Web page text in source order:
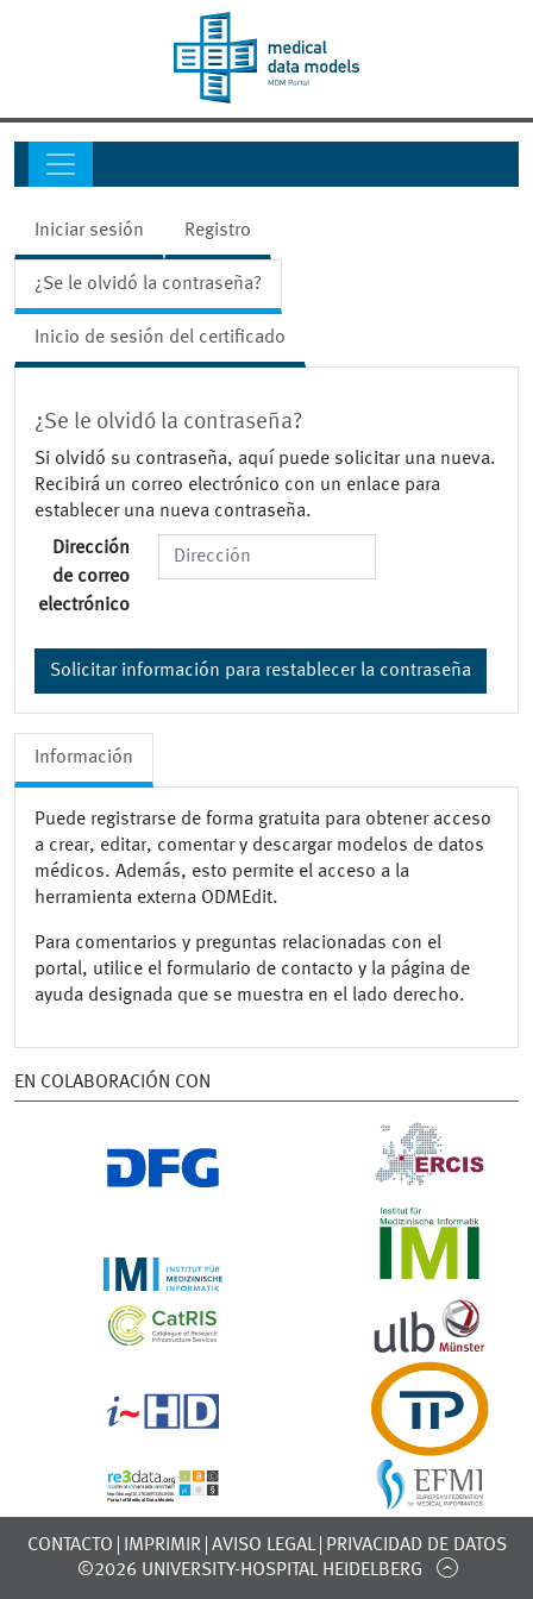
Información
Puede registrarse de forma gratuita para obtener acceso
a crear, editar, comentar y descargar modelos de datos
médicos. Además, esto permite el acceso a la
herramienta externa ODMEdit.
Para comentarios y preguntas relacionadas con el
portal, utilice el formulario de contacto y la página de
ayuda designada que se muestra en el lado derecho.
Iniciar sesión Registro
¿Se le olvidó la contraseña?
Inicio de sesión del certificado
¿Se le olvidó la contraseña?
Si olvidó su contraseña, aquí puede solicitar una nueva.
Recibirá un correo electrónico con un enlace para
establecer una nueva contraseña.
Dirección
de correo
electrónico
Solicitar información para restablecer la contraseña
EN COLABORACIÓN CON
CONTACTO IMPRIMIR AVISO LEGAL
PRIVACIDAD DE DATOS
©2026 UNIVERSITY-HOSPITAL HEIDELBERG